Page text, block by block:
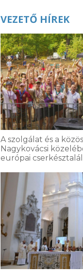
VEZETŐ HÍREK
A szolgálat és a
Nagykovácsi
európai